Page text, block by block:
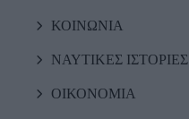
ΚΟΙΝΩΝΙΑ
ΝΑΥΤΙΚΕΣ ΙΣΤΟΡΙΕΣ
ΟΙΚΟΝΟΜΙΑ